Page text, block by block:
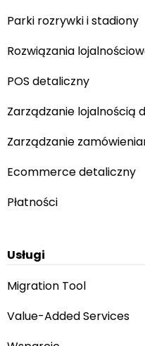
Parki rozrywki i stadiony
Rozwiązania
POS detaliczny
Zarządzanie lojalnością
Zarządzanie
Ecommerce detaliczny
Płatności
Usługi
Migration Tool
Value-Added Services